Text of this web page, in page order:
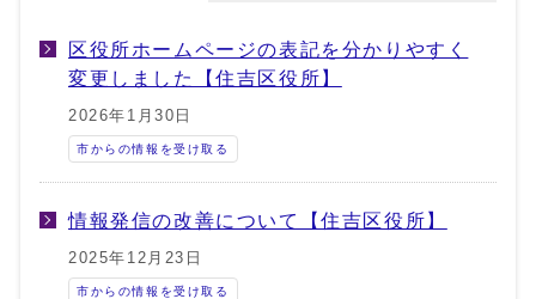
区役所ホームページの表記を分かりやすく
変更しました【住吉区役所】
2026年1月30日
市からの情報を受け取る
情報発信の改善について【住吉区役所】
2025年12月23日
市からの情報を受け取る